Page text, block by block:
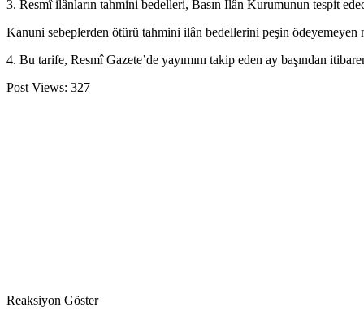
3. Resmî ilânların tahmini bedelleri, Basın İlân Kurumunun tespit
Kanuni sebeplerden ötürü tahmini ilân bedellerini peşin ödeyemeyen
4. Bu tarife, Resmî Gazete’de yayımını takip eden ay başından
Post Views: 327
Reaksiyon Göster